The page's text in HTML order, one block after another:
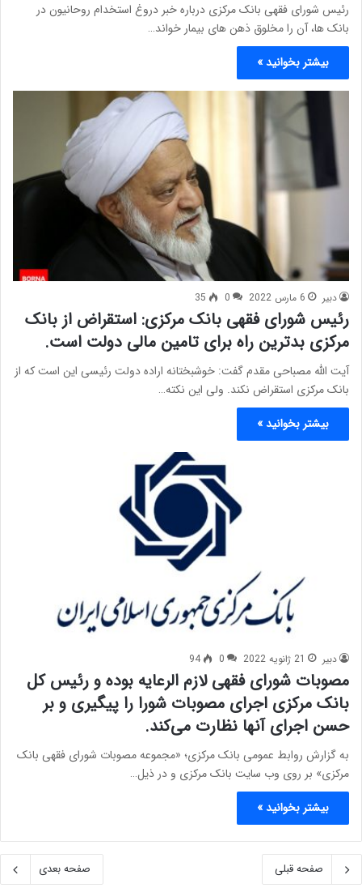
رئیس شورای فقهی بانک مرکزی درباره خبر دروغ استخدام روحانیون در
بانک ها، آن را مخلوق ذهن های بیمار خواند…
بیشتر بخوانید »
دبیر 6 مارس 2022 0
35
رئیس شورای فقهی بانک مرکزی: استقراض از بانک
مرکزی بدترین راه برای تامین مالی دولت است.
آیت الله مصباحی مقدم گفت: خوشبختانه اراده دولت رئیسی این است که از
بانک مرکزی استقراض نکند. ولی این نکته…
بیشتر بخوانید »
دبیر 21 ژانویه 2022 0
94
مصوبات شورای فقهی لازم‌ الرعایه بوده و رئیس کل
بانک مرکزی اجرای مصوبات شورا را پیگیری و بر
حسن اجرای آنها نظارت می‌کند.
به گزارش روابط عمومی بانک مرکزی؛ «مجموعه مصوبات شورای فقهی بانک
مرکزی» بر روی وب سایت بانک مرکزی و در ذیل…
بیشتر بخوانید »
صفحه قبلی صفحه بعدی